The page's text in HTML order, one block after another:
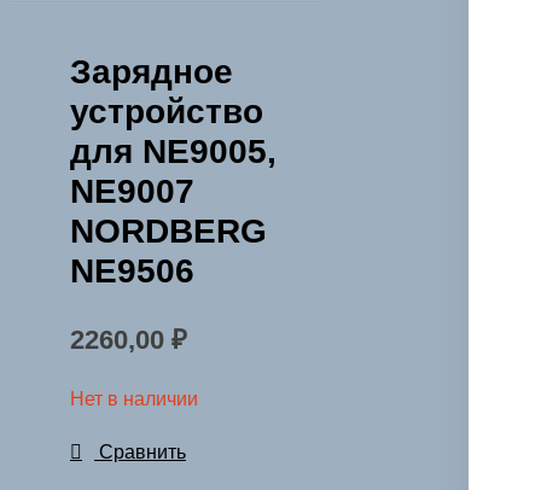
Зарядное
устройство
для NE9005,
NE9007
NORDBERG
NE9506
2260,00 ₽
Нет в наличии
Сравнить